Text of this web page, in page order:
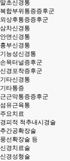
말초신경통
복합부위통증증후군
외상후통증증후군
삼차신경통
안면신경통
흉부신경통
기능성신경통
손목터널증후군
신경포착증후군
기타신경통
기타통증
근근막통증증후군
섬유근육통
주요치료
경피적 척추내시경술
추간공확장술
풍선확장술 등
신경치료술
신경성형술